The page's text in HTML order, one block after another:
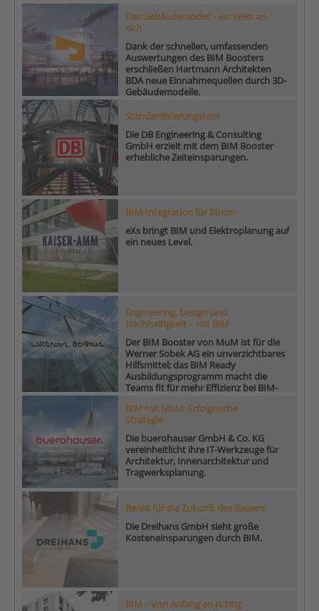
Das Gebäudemodell - ein Wert an
sich
Dank der schnellen, umfassenden
Auswertungen des BIM Boosters
erschließen Hartmann Architekten
BDA neue Einnahmequellen durch 3D-
Gebäudemodelle.
Standardisierungstool
Die DB Engineering & Consulting
GmbH erzielt mit dem BIM Booster
erhebliche Zeiteinsparungen.
BIM-Integration für Strom
eXs bringt BIM und Elektroplanung auf
ein neues Level.
Engineering, Design und
Nachhaltigkeit – mit BIM
Der BIM Booster von MuM ist für die
Werner Sobek AG ein unverzichtbares
Hilfsmittel; das BIM Ready
Ausbildungsprogramm macht die
Teams fit für mehr Effizienz bei BIM-
BIM mit MuM: Erfolgreiche
Strategie
Die buerohauser GmbH & Co. KG
vereinheitlicht ihre IT-Werkzeuge für
Architektur, Innenarchitektur und
Tragwerksplanung.
Bereit für die Zukunft des Bauens
Die Dreihans GmbH sieht große
Kosteneinsparungen durch BIM.
BIM – von Anfang an richtig